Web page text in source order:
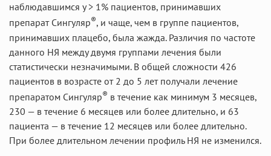
наблюдавшимся у > 1% пациентов, принимавших
препарат Сингуляр®, и чаще, чем в группе пациентов,
принимавших плацебо, была жажда. Различия по частоте
данного НЯ между двумя группами лечения были
статистически незначимыми. В общей сложности 426
пациентов в возрасте от 2 до 5 лет получали лечение
препаратом Сингуляр® в течение как минимум 3 месяцев,
230 — в течение 6 месяцев или более длительно, и 63
пациента — в течение 12 месяцев или более длительно.
При более длительном лечении профиль НЯ не изменился.